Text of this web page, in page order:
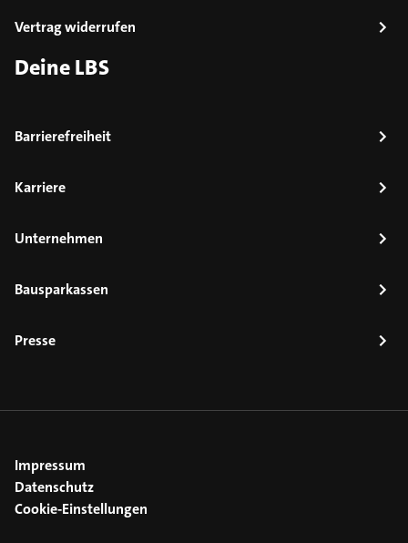
Vertrag widerrufen
Deine LBS
Barrierefreiheit
Karriere
Unternehmen
Bausparkassen
Presse
Impressum
Datenschutz
Cookie-Einstellungen